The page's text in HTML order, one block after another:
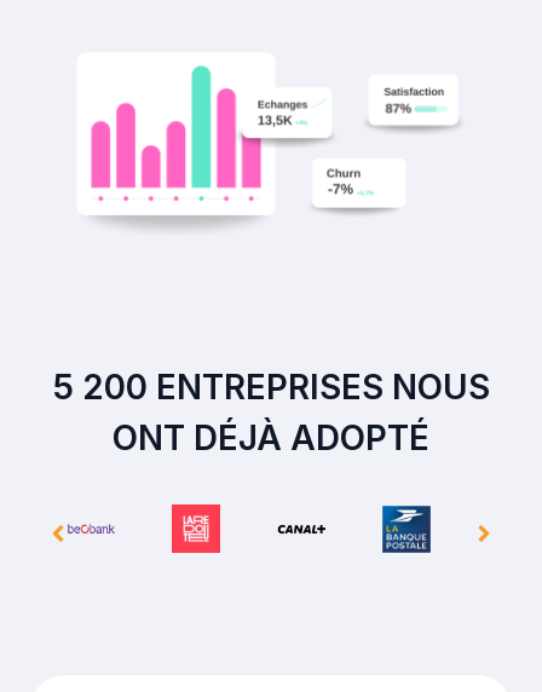
5 200 ENTREPRISES NOUS
ONT DÉJÀ ADOPTÉ